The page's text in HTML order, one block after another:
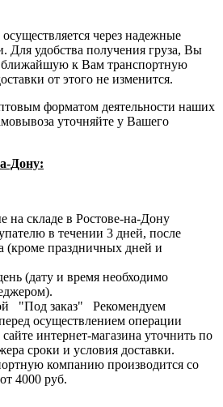
через надежные
Для удобства получения груза, Вы
к Вам транспортную
от этого не изменится.
форматом деятельности наших
уточняйте у Вашего
Дону:
на складе в Ростове-на-Дону
в течении 3 дней, после
(кроме праздничных дней и
(дату и время необходимо
"Под заказ" Рекомендуем
осуществлением операции
интернет-магазина уточнить по
сроки и условия доставки.
компанию производится со
4000 руб.